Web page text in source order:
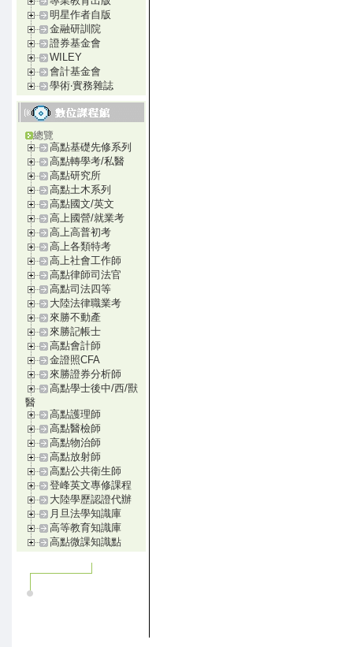
明星作者自版
金融研訓院
證券基金會
WILEY
會計基金會
學術‧實務雜誌
總覽
高點基礎先修系列
高點轉學考/私醫
高點研究所
高點土木系列
高點國文/英文
高上國營/就業考
高上高普初考
高上各類特考
高上社會工作師
高點律師司法官
高點司法四等
大陸法律職業考
來勝不動產
來勝記帳士
高點會計師
金證照CFA
來勝證券分析師
高點學士後中/西/獸
醫
高點護理師
高點醫檢師
高點物治師
高點放射師
高點公共衛生師
登峰英文專修課程
大陸學歷認證代辦
月旦法學知識庫
高等教育知識庫
高點微課知識點